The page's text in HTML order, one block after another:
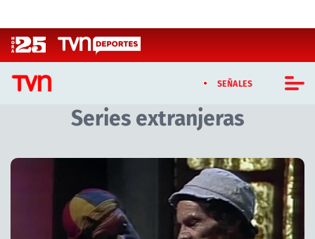
SEÑALES
CASTING MASTERCHEF CHILE
CASTING TVN VERTICAL
TVN VERTICAL
TVN PLAY
Series extranjeras
Artículos relacionados con Series extranjeras